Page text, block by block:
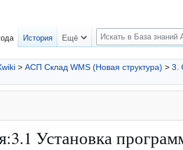
> АСП Склад WMS (Новая структура) > 3.
Установка
История Ещё
П
о
и
с
к